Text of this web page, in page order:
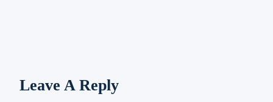
Leave A Reply